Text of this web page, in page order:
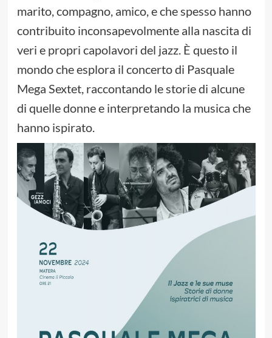
marito, compagno, amico, e che spesso hanno
contribuito inconsapevolmente alla nascita di
veri e propri capolavori del jazz. È questo il
mondo che esplora il concerto di Pasquale
Mega Sextet, raccontando le storie di alcune
di quelle donne e interpretando la musica che
hanno ispirato.